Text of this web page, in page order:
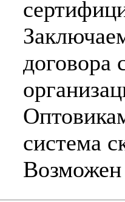
договора
система